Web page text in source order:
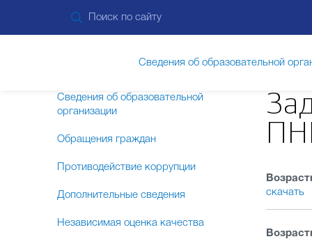
Сведения об образовательной
организации
Обращения граждан
Противодействие коррупции
Дополнительные сведения
Независимая оценка качества
скачать
Сведения об образовательной